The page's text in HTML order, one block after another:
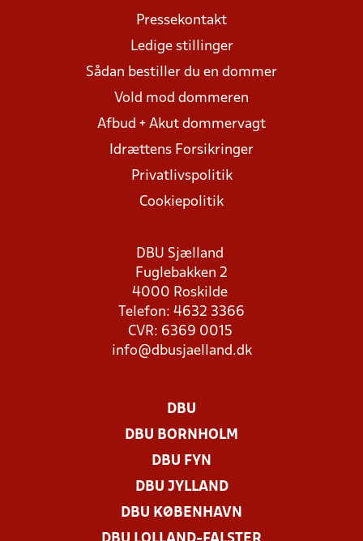
Pressekontakt
Ledige stillinger
Sådan bestiller du en dommer
Vold mod dommeren
Afbud + Akut dommervagt
Idrættens Forsikringer
Privatlivspolitik
Cookiepolitik
DBU Sjælland
Fuglebakken 2
4000 Roskilde
Telefon: 4632 3366
CVR: 6369 0015
info@dbusjaelland.dk
DBU
DBU BORNHOLM
DBU FYN
DBU JYLLAND
DBU KØBENHAVN